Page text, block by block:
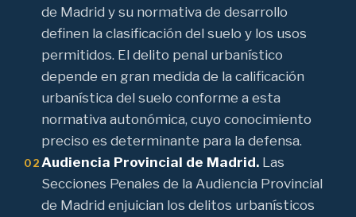
de Madrid y su normativa de desarrollo
definen la clasificación del suelo y los usos
permitidos. El delito penal urbanístico
depende en gran medida de la calificación
urbanística del suelo conforme a esta
normativa autonómica, cuyo conocimiento
preciso es determinante para la defensa.
02 Audiencia Provincial de Madrid.Las
Secciones Penales de la Audiencia Provincial
de Madrid enjuician los delitos urbanísticos